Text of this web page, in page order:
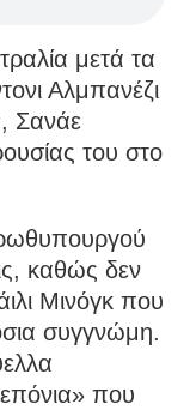
μετά τα
Αλμπανέζι
Σανάε
του στο
καθώς δεν
Μινόγκ που
συγγνώμη.
που